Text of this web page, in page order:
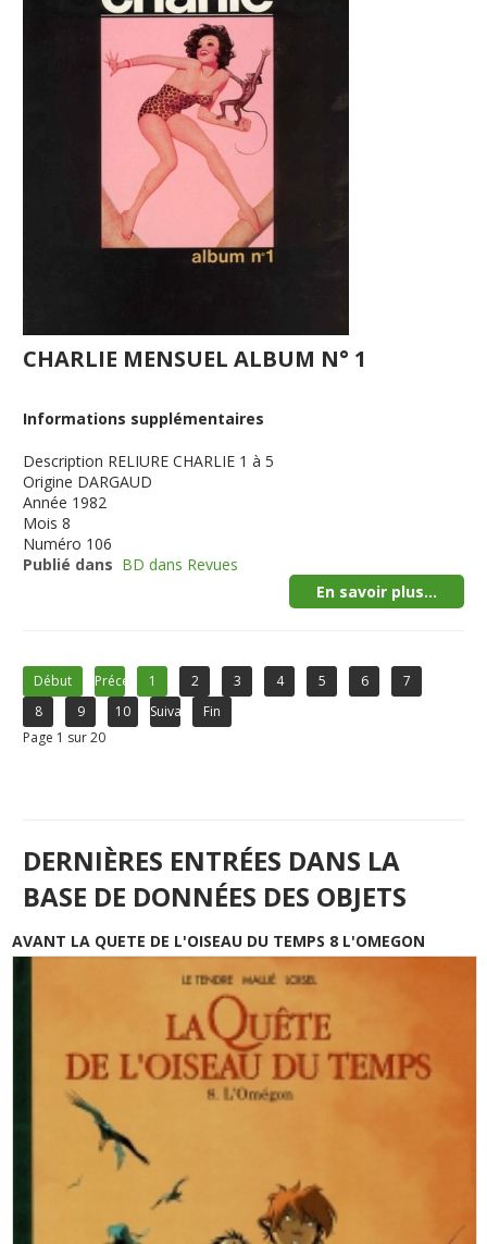
CHARLIE MENSUEL ALBUM N° 1
Informations supplémentaires
Description RELIURE CHARLIE 1 à 5
Origine DARGAUD
Année 1982
Mois 8
Numéro 106
Publié dans BD dans Revues
En savoir plus...
Début Précédent1 2 3 4 5 6
7
8
9 10 Suivant
Fin
Page 1 sur 20
DERNIÈRES ENTRÉES DANS LA
BASE DE DONNÉES DES OBJETS
AVANT LA QUETE DE L'OISEAU DU TEMPS 8 L'OMEGON